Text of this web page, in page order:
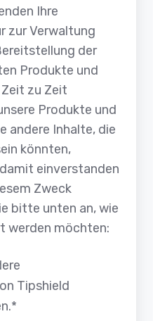
Ihre
zur Verwaltung
der
Produkte und
zu Zeit
Produkte und
andere Inhalte, die
könnten,
einverstanden
Zweck
bitte unten an, wie
werden möchten:
Tipshield
*